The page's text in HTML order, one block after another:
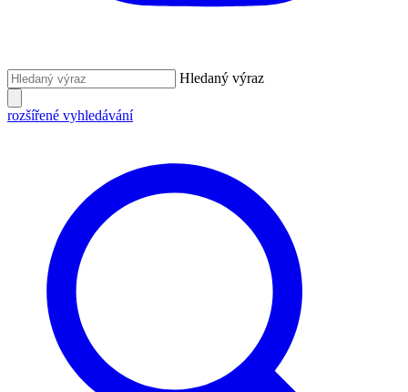
Hledaný výraz
rozšířené vyhledávání